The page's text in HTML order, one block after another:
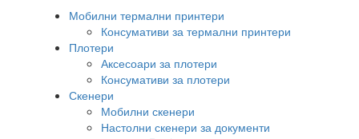
Мобилни термални принтери
Консумативи за термални принтери
Плотери
Аксесоари за плотери
Консумативи за плотери
Скенери
Мобилни скенери
Настолни скенери за документи